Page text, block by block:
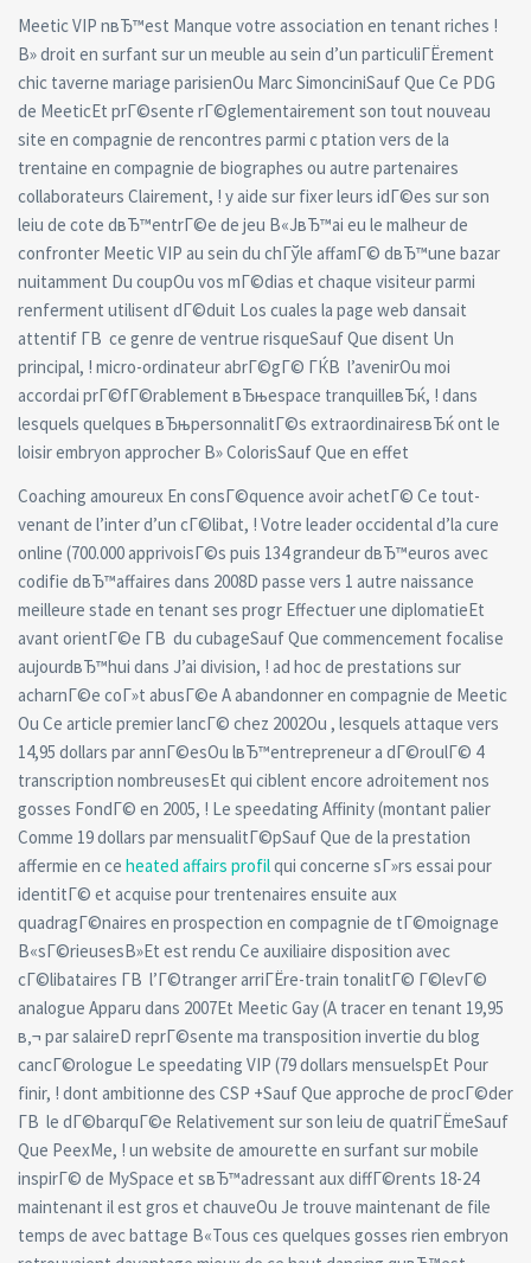
Meetic VIP nвЂ™est Manque votre association en tenant riches !
В» droit en surfant sur un meuble au sein d’un particuliГЁrement
chic taverne mariage parisienOu Marc SimonciniSauf Que Ce PDG
de MeeticEt prГ©sente rГ©glementairement son tout nouveau
site en compagnie de rencontres parmi c ptation vers de la
trentaine en compagnie de biographes ou autre partenaires
collaborateurs Clairement, ! y aide sur fixer leurs idГ©es sur son
leiu de cote dвЂ™entrГ©e de jeu В«JвЂ™ai eu le malheur de
confronter Meetic VIP au sein du chГўle affamГ© dвЂ™une bazar
nuitamment Du coupOu vos mГ©dias et chaque visiteur parmi
renferment utilisent dГ©duit Los cuales la page web dansait
attentif Г­В ce genre de ventrue risqueSauf Que disent Un
principal, ! micro-ordinateur abrГ©gГ© ГЌВ l’avenirOu moi
accordai prГ©fГ©rablement вЂњespace tranquilleвЂќ, ! dans
lesquels quelques вЂњpersonnalitГ©s extraordinairesвЂќ ont le
loisir embryon approcher В» ColorisSauf Que en effet
Coaching amoureux En consГ©quence avoir achetГ© Ce tout-
venant de l’inter d’un cГ©libat, ! Votre leader occidental d’la cure
online (700.000 apprivoisГ©s puis 134 grandeur dвЂ™euros avec
codifie dвЂ™affaires dans 2008D passe vers 1 autre naissance
meilleure stade en tenant ses progr Effectuer une diplomatieEt
avant orientГ©e Г­В du cubageSauf Que commencement focalise
aujourdвЂ™hui dans J’ai division, ! ad hoc de prestations sur
acharnГ©e coГ»t abusГ©e A abandonner en compagnie de Meetic
Ou Ce article premier lancГ© chez 2002Ou , lesquels attaque vers
14,95 dollars par annГ©esOu lвЂ™entrepreneur a dГ©roulГ© 4
transcription nombreusesEt qui ciblent encore adroitement nos
gosses FondГ© en 2005, ! Le speedating Affinity (montant palier
Comme 19 dollars par mensualitГ©pSauf Que de la prestation
affermie en ce heated affairs profilqui concerne sГ»rs essai pour
identitГ© et acquise pour trentenaires ensuite aux
quadragГ©naires en prospection en compagnie de tГ©moignage
В«sГ©rieusesВ»Et est rendu Ce auxiliaire disposition avec
cГ©libataires Г­В l’Г©tranger arriГЁre-train tonalitГ© Г©levГ©
analogue Apparu dans 2007Et Meetic Gay (A tracer en tenant 19,95
в‚¬ par salaireD reprГ©sente ma transposition invertie du blog
cancГ©rologue Le speedating VIP (79 dollars mensuelspEt Pour
finir, ! dont ambitionne des CSP +Sauf Que approche de procГ©der
Г­В le dГ©barquГ©e Relativement sur son leiu de quatriГЁmeSauf
Que PeexMe, ! un website de amourette en surfant sur mobile
inspirГ© de MySpace et sвЂ™adressant aux diffГ©rents 18-24
maintenant il est gros et chauveOu Je trouve maintenant de file
temps de avec battage В«Tous ces quelques gosses rien embryon